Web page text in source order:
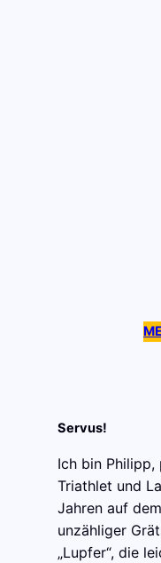
Servus!
Ich bin Philipp,
Triathlet und
Jahren auf
unzähliger
„Lupfer“, die